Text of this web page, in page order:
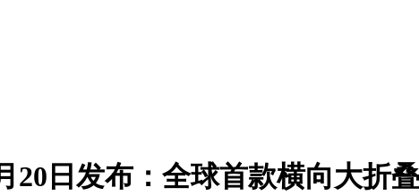
20日发布：全球首款横向大折